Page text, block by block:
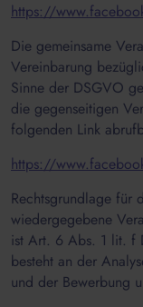
https://
Die gemeinsame
Vereinbarung
Sinne der DSGVO
die gegenseitigen
folgenden Link
https://
Rechtsgrundlage für
wiedergegebene
ist Art. 6 Abs. 1 lit. f
besteht an der
und der Bewerbung